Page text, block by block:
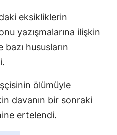
eksikliklerin
yazışmalarına ilişkin
bazı hususların
ölümüyle
davanın bir sonraki
ertelendi.